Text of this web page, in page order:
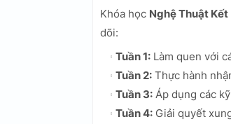
Khóa học Nghệ Thuật Kết
dõi:
Tuần 1: Làm quen với
Tuần 2: Thực hành
Tuần 3: Áp dụng các
Tuần 4: Giải quyết